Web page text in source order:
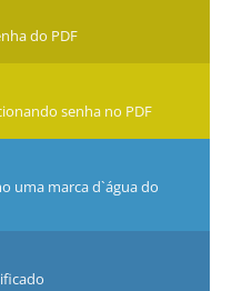
do PDF
senha no PDF
uma marca d`água do